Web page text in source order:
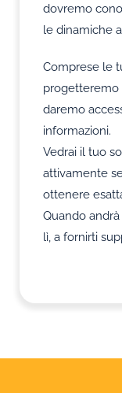
dovremo
le dinamiche
Comprese le
progetteremo
daremo
informazioni.
Vedrai il tuo
attivamente
ottenere
Quando
lì, a fornirti